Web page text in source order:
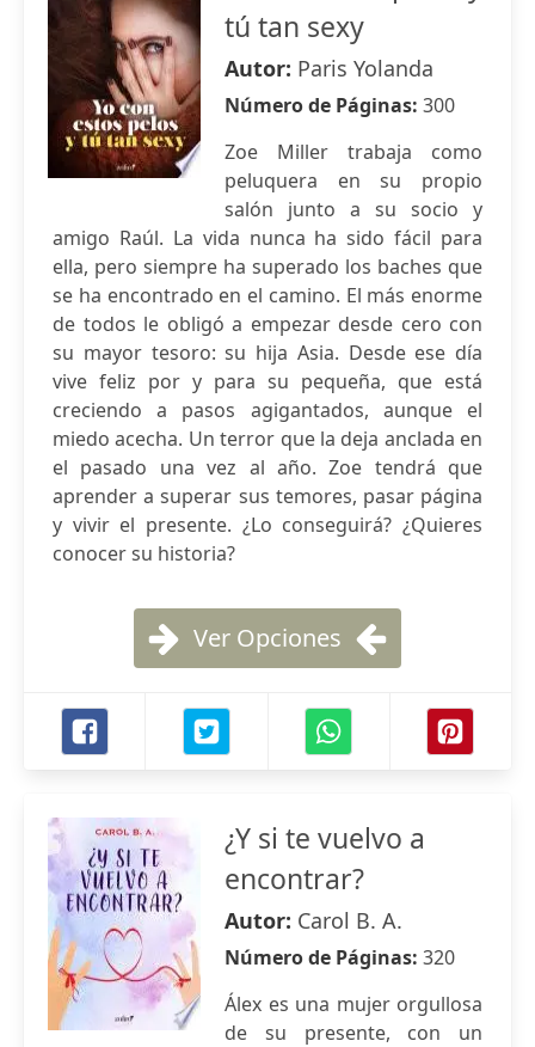
tú tan sexy
Autor: Paris Yolanda
Número de Páginas: 300
Zoe Miller trabaja como
peluquera en su propio
salón junto a su socio y
amigo Raúl. La vida nunca ha sido fácil para
ella, pero siempre ha superado los baches que
se ha encontrado en el camino. El más enorme
de todos le obligó a empezar desde cero con
su mayor tesoro: su hija Asia. Desde ese día
vive feliz por y para su pequeña, que está
creciendo a pasos agigantados, aunque el
miedo acecha. Un terror que la deja anclada en
el pasado una vez al año. Zoe tendrá que
aprender a superar sus temores, pasar página
y vivir el presente. ¿Lo conseguirá? ¿Quieres
conocer su historia?
Ver Opciones
¿Y si te vuelvo a
encontrar?
Autor: Carol B. A.
Número de Páginas: 320
Álex es una mujer orgullosa
de su presente, con un